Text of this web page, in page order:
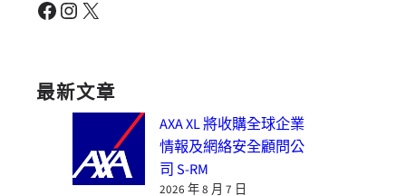
Facebook Instagram X
最新文章
AXA XL 將收購全球企業
情報及網絡安全顧問公
司 S-RM
2026 年 8 月 7 日